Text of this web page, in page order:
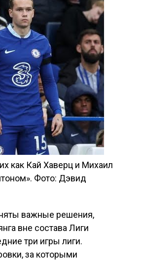
как Кай Хаверц и Михаил
Фото: Дэвид
важные решения,
вне состава Лиги
три игры лиги.
за которыми